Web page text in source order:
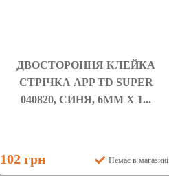
ДВОСТОРОННЯ КЛЕЙКА
СТРІЧКА APP TD SUPER
040820, СИНЯ, 6ММ Х 1...
102 грн Немає в магазині